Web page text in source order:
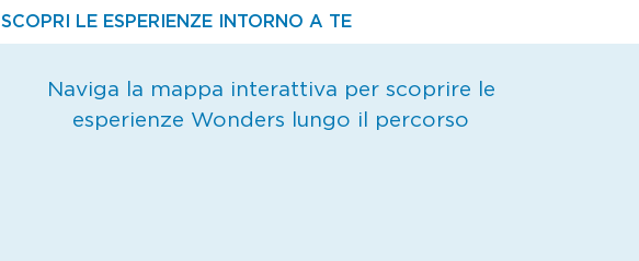
SCOPRI LE ESPERIENZE INTORNO A TE
Naviga la mappa interattiva per scoprire le
esperienze Wonders lungo il percorso